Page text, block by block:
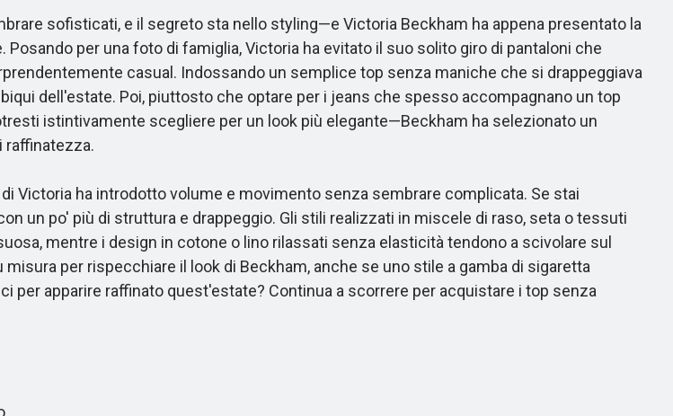
sofisticati, e il segreto sta nello styling—e Victoria Beckham ha appena presentato la
per una foto di famiglia, Victoria ha evitato il suo solito giro di pantaloni che
casual. Indossando un semplice top senza maniche che si drappeggiava
dell'estate. Poi, piuttosto che optare per i jeans che spesso accompagnano un top
istintivamente scegliere per un look più elegante—Beckham ha selezionato un
raffinatezza.
Victoria ha introdotto volume e movimento senza sembrare complicata. Se stai
un po' più di struttura e drappeggio. Gli stili realizzati in miscele di raso, seta o tessuti
mentre i design in cotone o lino rilassati senza elasticità tendono a scivolare sul
per rispecchiare il look di Beckham, anche se uno stile a gamba di sigaretta
per apparire raffinato quest'estate? Continua a scorrere per acquistare i top senza